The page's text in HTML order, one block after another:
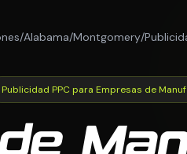
/Alabama/Montgomery/
Publicidad PPC para Empresas de